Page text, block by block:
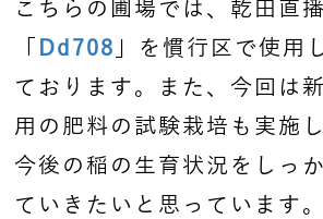
こちらの圃場では、乾田直
Dd708
」を慣行区で使用
ております。また、今回は
用の肥料の試験栽培も実施
今後の稲の生育状況をしっ
ていきたいと思っています。